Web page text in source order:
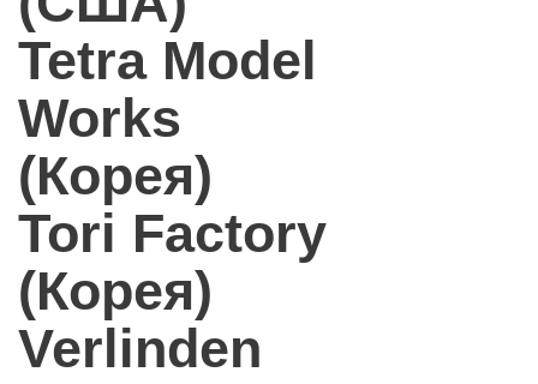
Tetra Model
Works
(Корея)
Tori Factory
(Корея)
Verlinden